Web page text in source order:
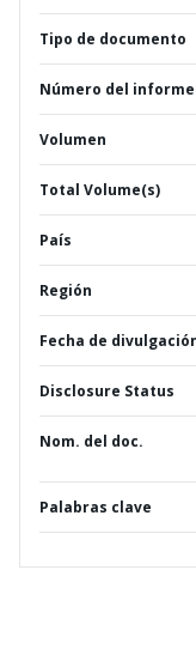
Tipo de documento
Número del informe
Volumen
Total Volume(s)
País
Región
Fecha de
Disclosure Status
Nom. del doc.
Palabras clave